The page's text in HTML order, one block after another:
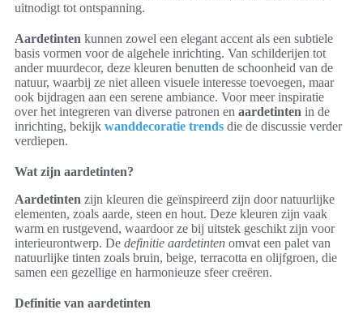
uitnodigt tot ontspanning.
Aardetinten kunnen zowel een elegant accent als een subtiele
basis vormen voor de algehele inrichting. Van schilderijen tot
ander muurdecor, deze kleuren benutten de schoonheid van de
natuur, waarbij ze niet alleen visuele interesse toevoegen, maar
ook bijdragen aan een serene ambiance. Voor meer inspiratie
over het integreren van diverse patronen en aardetinten in de
inrichting, bekijk wanddecoratie trends die de discussie verder
verdiepen.
Wat zijn aardetinten?
Aardetinten zijn kleuren die geïnspireerd zijn door natuurlijke
elementen, zoals aarde, steen en hout. Deze kleuren zijn vaak
warm en rustgevend, waardoor ze bij uitstek geschikt zijn voor
interieurontwerp. De definitie aardetinten omvat een palet van
natuurlijke tinten zoals bruin, beige, terracotta en olijfgroen, die
samen een gezellige en harmonieuze sfeer creëren.
Definitie van aardetinten